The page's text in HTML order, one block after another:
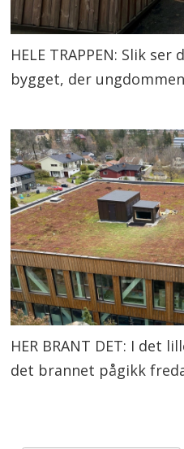
HELE TRAPPEN: Slik
bygget, der
HER BRANT DET: I det
det brannet pågikk